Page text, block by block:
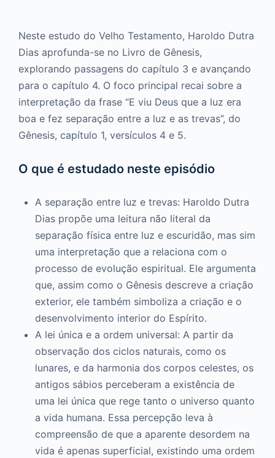
Neste estudo do Velho Testamento, Haroldo Dutra
Dias aprofunda-se no Livro de Gênesis,
explorando passagens do capítulo 3 e avançando
para o capítulo 4. O foco principal recai sobre a
interpretação da frase “E viu Deus que a luz era
boa e fez separação entre a luz e as trevas”, do
Gênesis, capítulo 1, versículos 4 e 5.
O que é estudado neste episódio
A separação entre luz e trevas: Haroldo Dutra
Dias propõe uma leitura não literal da
separação física entre luz e escuridão, mas sim
uma interpretação que a relaciona com o
processo de evolução espiritual. Ele argumenta
que, assim como o Gênesis descreve a criação
exterior, ele também simboliza a criação e o
desenvolvimento interior do Espírito.
A lei única e a ordem universal: A partir da
observação dos ciclos naturais, como os
lunares, e da harmonia dos corpos celestes, os
antigos sábios perceberam a existência de
uma lei única que rege tanto o universo quanto
a vida humana. Essa percepção leva à
compreensão de que a aparente desordem na
vida é apenas superficial, existindo uma ordem